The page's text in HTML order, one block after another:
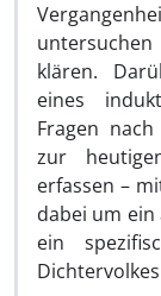
klären.
eines
Fragen
zur
erfassen –
dabei um
ein